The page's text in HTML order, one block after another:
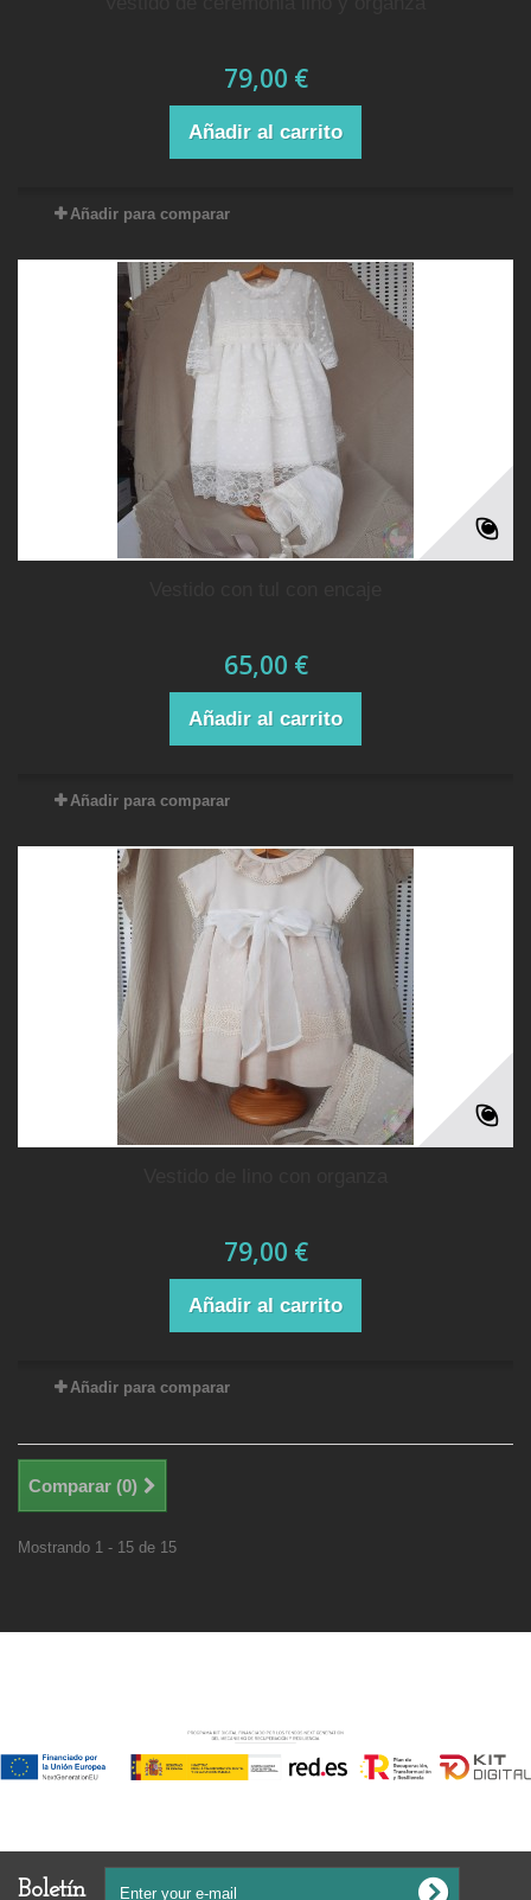
79,00 €
Añadir al carrito
Añadir para comparar
65,00 €
Añadir al carrito
Añadir para comparar
79,00 €
Añadir al carrito
Añadir para comparar
Comparar (0)
Mostrando 1 - 15 de 15
Boletín